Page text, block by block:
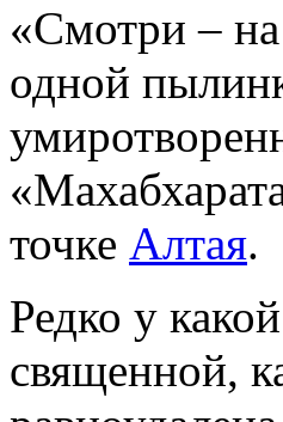
«Смотри –
одной
точке Алтая.
Редко у
священной,